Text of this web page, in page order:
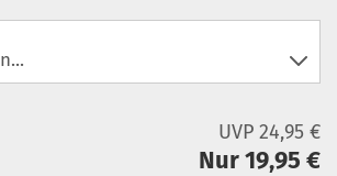
UVP 24,95 €
Nur 19,95 €